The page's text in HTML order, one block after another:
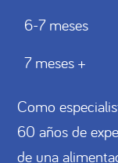
6-7 meses
7 meses +
Como
60 años de
de una